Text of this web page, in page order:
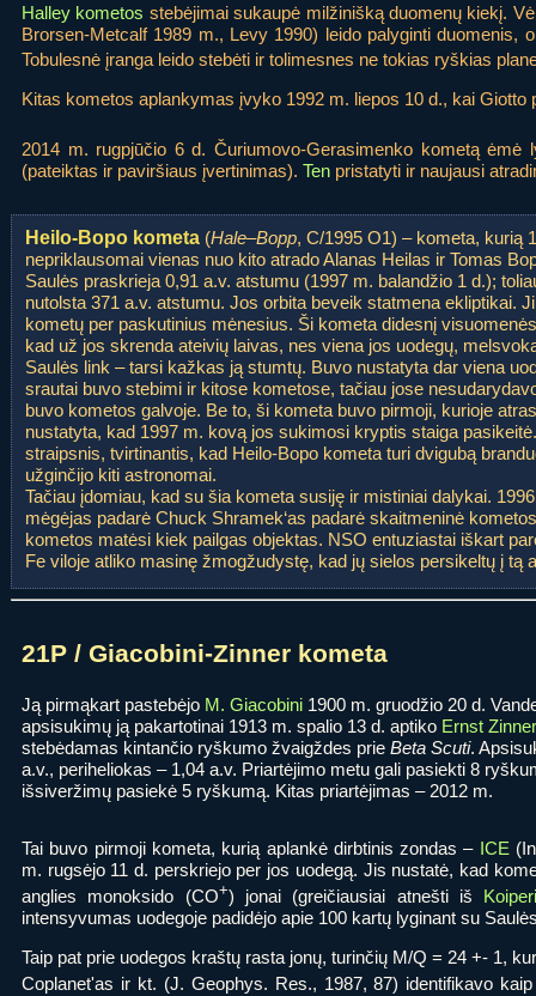
Halley kometos stebėjimai sukaupė milžinišką duomenų kiekį.
Brorsen-Metcalf 1989 m., Levy 1990) leido palyginti duomenis,
Tobulesnė įranga leido stebėti ir tolimesnes ne tokias ryškias
Kitas kometos aplankymas įvyko 1992 m. liepos 10 d., kai
2014 m. rugpjūčio 6 d. Čuriumovo-Gerasimenko kometą
(pateiktas ir paviršiaus įvertinimas). Ten pristatyti ir naujausi
Heilo-Bopo kometa (Hale–Bopp, C/1995 O1) – kometa, kurią
nepriklausomai vienas nuo kito atrado Alanas Heilas ir Tomas
Saulės praskrieja 0,91 a.v. atstumu (1997 m. balandžio 1 d.);
nutolsta 371 a.v. atstumu. Jos orbita beveik statmena ekliptikai.
kometų per paskutinius mėnesius. Ši kometa didesnį
kad už jos skrenda ateivių laivas, nes viena jos uodegų,
Saulės link – tarsi kažkas ją stumtų. Buvo nustatyta dar viena
srautai buvo stebimi ir kitose kometose, tačiau jose
buvo kometos galvoje. Be to, ši kometa buvo pirmoji, kurioje
nustatyta, kad 1997 m. kovą jos sukimosi kryptis staiga
straipsnis, tvirtinantis, kad Heilo-Bopo kometa turi dvigubą
užginčijo kiti astronomai.
Tačiau įdomiau, kad su šia kometa susiję ir mistiniai dalykai.
mėgėjas padarė Chuck Shramek‘as padarė skaitmeninė
kometos matėsi kiek pailgas objektas. NSO entuziastai iškart
Fe viloje atliko masinę žmogžudystę, kad jų sielos persikeltų į tą
21P / Giacobini-Zinner kometa
Ją pirmąkart pastebėjo M. Giacobini 1900 m. gruodžio 20 d.
apsisukimų ją pakartotinai 1913 m. spalio 13 d. aptiko Ernst
stebėdamas kintančio ryškumo žvaigždes prie Beta Scuti.
a.v., periheliokas – 1,04 a.v. Priartėjimo metu gali pasiekti 8
išsiveržimų pasiekė 5 ryškumą. Kitas priartėjimas – 2012 m.
Tai buvo pirmoji kometa, kurią aplankė dirbtinis zondas – ICE
m. rugsėjo 11 d. perskriejo per jos uodegą. Jis nustatė, kad
anglies monoksido (CO+) jonai (greičiausiai atnešti iš
intensyvumas uodegoje padidėjo apie 100 kartų lyginant su
Taip pat prie uodegos kraštų rasta jonų, turinčių M/Q = 24 +- 1,
Coplanet'as ir kt. (J. Geophys. Res., 1987, 87) identifikavo